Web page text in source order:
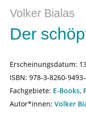
Volker Bialas
Der
Erscheinungsdatum:
ISBN: 978-3-8260-
Fachgebiete: E-Books,
Autor*innen: Volker